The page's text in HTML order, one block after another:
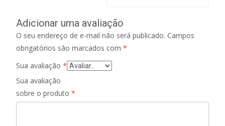
Adicionar uma avaliação
O seu endereço de e-mail não será publicado. Campos
obrigatórios são marcados com *
Sua avaliação *
Sua avaliação
sobre o produto *